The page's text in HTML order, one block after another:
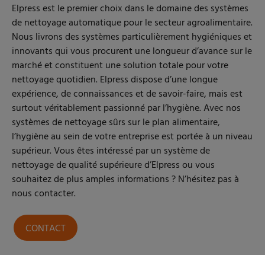
Elpress est le premier choix dans le domaine des systèmes
de nettoyage automatique pour le secteur agroalimentaire.
Nous livrons des systèmes particulièrement hygiéniques et
innovants qui vous procurent une longueur d’avance sur le
marché et constituent une solution totale pour votre
nettoyage quotidien. Elpress dispose d’une longue
expérience, de connaissances et de savoir-faire, mais est
surtout véritablement passionné par l’hygiène. Avec nos
systèmes de nettoyage sûrs sur le plan alimentaire,
l’hygiène au sein de votre entreprise est portée à un niveau
supérieur. Vous êtes intéressé par un système de
nettoyage de qualité supérieure d’Elpress ou vous
souhaitez de plus amples informations ? N’hésitez pas à
nous contacter.
CONTACT